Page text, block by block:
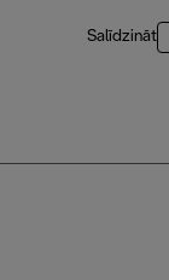
Salīdzināt